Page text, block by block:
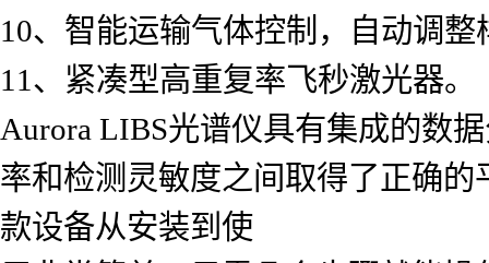
10、智能运输气体控制，自动调整
11、紧凑型高重复率飞秒激光器。
Aurora LIBS光谱仪具有集成的数
率和检测灵敏度之间取得了正确
款设备从安装到使